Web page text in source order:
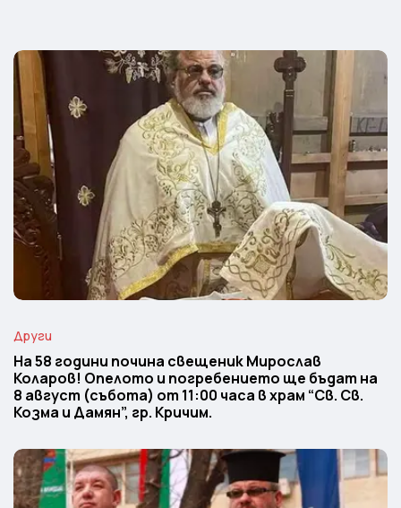
Други
На 58 години почина свещеник Мирослав
Коларов! Опелото и погребението ще бъдат на
8 август (събота) от 11:00 часа в храм “Св. Св.
Козма и Дамян”, гр. Кричим.